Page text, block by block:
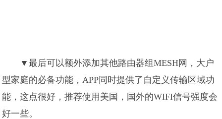
▼最后可以额外添加其他路由器组MESH网，大户
型家庭的必备功能，APP同时提供了自定义传输区域功
能，这点很好，推荐使用美国，国外的WIFI信号强度会
好一些。